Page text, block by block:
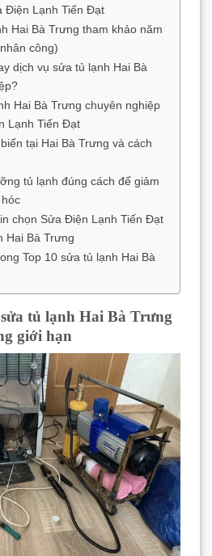
Điện Lạnh Tiến Đạt
Hai Bà Trưng tham khảo năm
công)
dịch vụ sửa tủ lạnh Hai Bà
Hai Bà Trưng chuyên nghiệp
Lạnh Tiến Đạt
tại Hai Bà Trưng và cách
tủ lạnh đúng cách để giảm
chọn Sửa Điện Lạnh Tiến Đạt
Hai Bà Trưng
Top 10 sửa tủ lạnh Hai Bà
tủ lạnh Hai Bà Trưng
giới hạn